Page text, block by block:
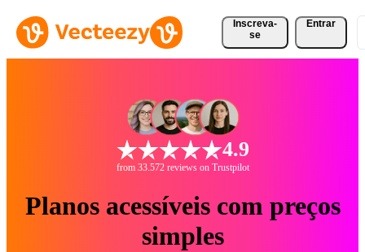
Inscreva-
se
Entrar
4.9
from 33.572 reviews on Trustpilot
Planos acessíveis com preços
simples